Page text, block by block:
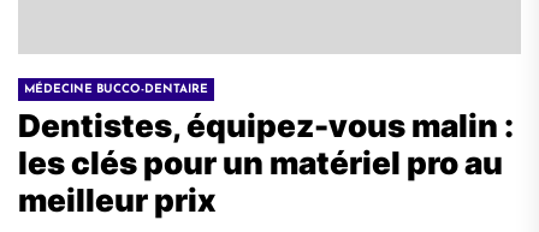
MÉDECINE BUCCO-DENTAIRE
Dentistes, équipez-vous malin :
les clés pour un matériel pro au
meilleur prix